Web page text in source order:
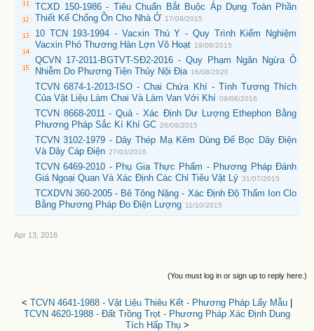
TCXD 150-1986 - Tiêu Chuẩn Bắt Buộc Áp Dụng Toàn Phần
Thiết Kế Chống Ồn Cho Nhà Ở 17/09/2015
10 TCN 193-1994 - Vacxin Thú Y - Quy Trình Kiểm Nghiệm
Vacxin Phó Thương Hàn Lợn Vô Hoạt 19/08/2015
QCVN 17-2011-BGTVT-SĐ2-2016 - Quy Phạm Ngăn Ngừa Ô
Nhiễm Do Phương Tiện Thủy Nội Địa 16/08/2020
TCVN 6874-1-2013-ISO - Chai Chứa Khí - Tính Tương Thích
Của Vật Liệu Làm Chai Và Làm Van Với Khí 09/06/2016
TCVN 8668-2011 - Quả - Xác Định Dư Lượng Ethephon Bằng
Phương Pháp Sắc Kí Khí GC 26/08/2015
TCVN 3102-1979 - Dây Thép Mạ Kẽm Dùng Để Bọc Dây Điện
Và Dây Cáp Điện 27/03/2016
TCVN 6469-2010 - Phụ Gia Thực Phẩm - Phương Pháp Đánh
Giá Ngoại Quan Và Xác Định Các Chỉ Tiêu Vật Lý 31/07/2015
TCXDVN 360-2005 - Bê Tông Nặng - Xác Định Độ Thấm Ion Clo
Bằng Phương Pháp Đo Điện Lượng 11/10/2015
Apr 13, 2016
(You must log in or sign up to reply here.)
< TCVN 4641-1988 - Vật Liệu Thiêu Kết - Phương Pháp Lấy Mẫu |
TCVN 4620-1988 - Đất Trồng Trọt - Phương Pháp Xác Định Dung
Tích Hấp Thụ>